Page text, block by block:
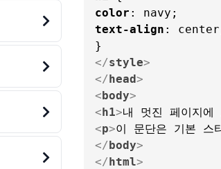
color
text-align :
</style>
</head>
<body>
<h1>내 멋진 페이지에
<p>이 문단은 기본 스
</body>
</html>